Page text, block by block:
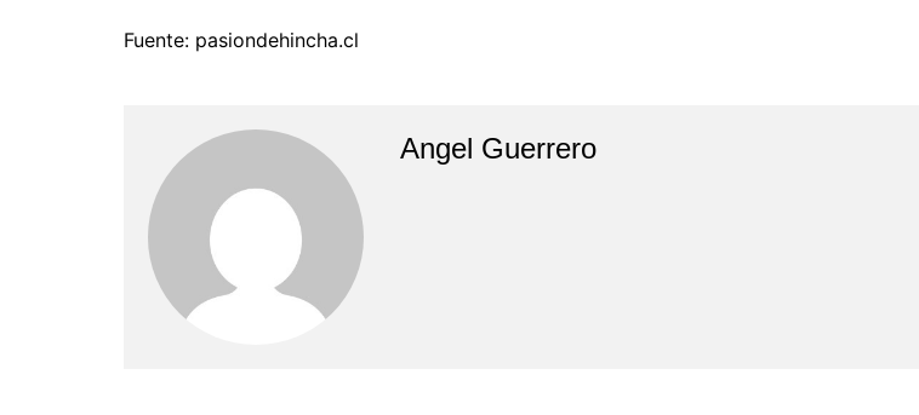
Fuente: pasiondehincha.cl
Angel Guerrero